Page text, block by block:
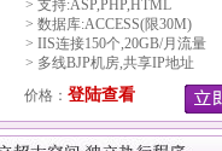
> 支持:ASP,PHP,HTML
> 数据库:ACCESS(限30M)
> IIS连接150个,20GB/月流量
> 多线BJP机房,共享IP地址
价格： 登陆查看